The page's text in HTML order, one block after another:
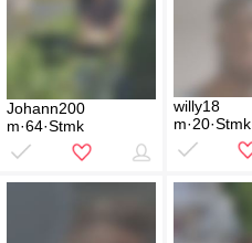
Johann200
m·64·Stmk
willy18
m·20·Stmk